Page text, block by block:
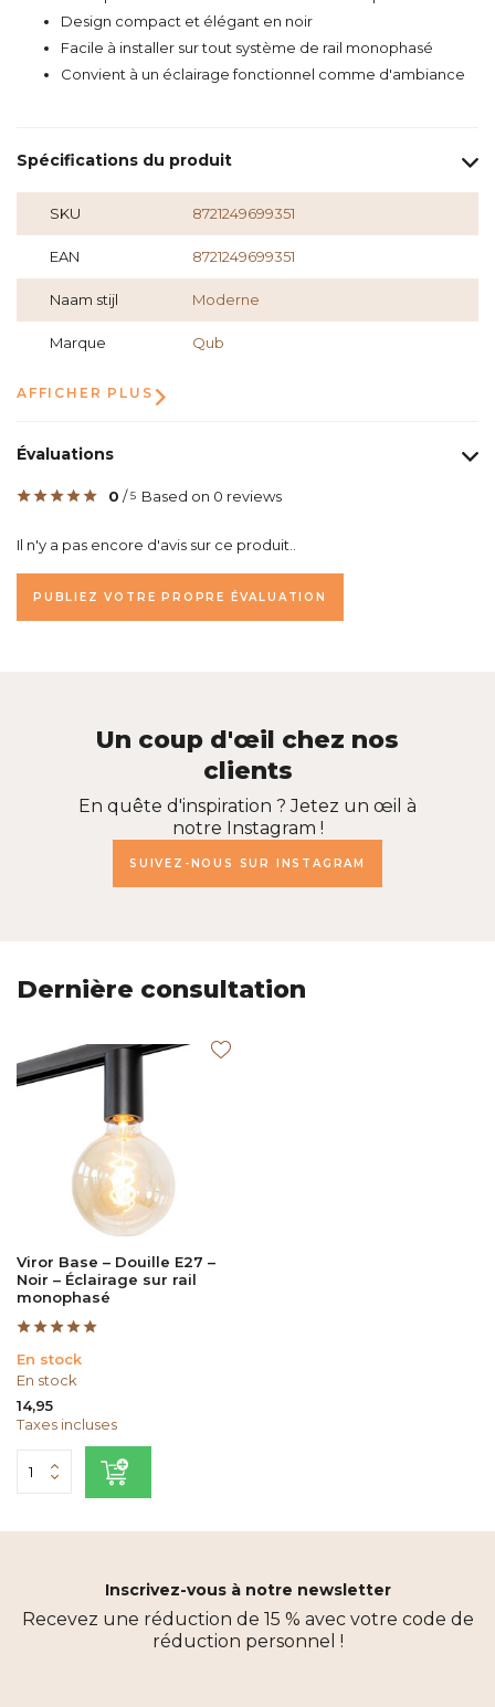
Design compact et élégant en noir
Facile à installer sur tout système de rail monophasé
Convient à un éclairage fonctionnel comme d'ambiance
Spécifications du produit
SKU 8721249699351
EAN 8721249699351
Naam stijl Moderne
Marque Qub
AFFICHER PLUS
Évaluations
0 /5 Based on 0 reviews
Il n'y a pas encore d'avis sur ce produit..
PUBLIEZ VOTRE PROPRE ÉVALUATION
Un coup d'œil chez nos
clients
En quête d'inspiration ? Jetez un œil à
notre Instagram !
SUIVEZ-NOUS SUR INSTAGRAM
Dernière consultation
Viror Base – Douille E27 –
Noir – Éclairage sur rail
monophasé
En stock
En stock
14,95
Taxes incluses
Inscrivez-vous à notre newsletter
Recevez une réduction de 15 % avec votre code de
réduction personnel !